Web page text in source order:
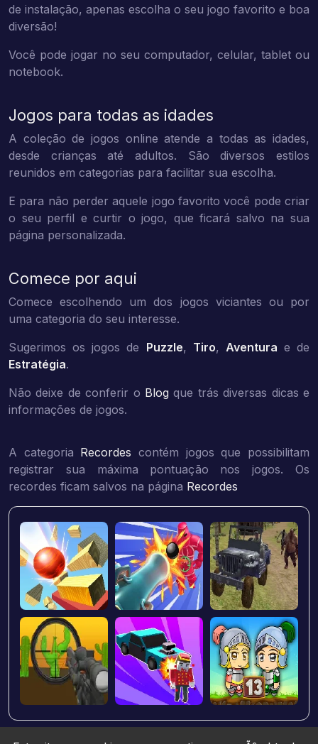
de instalação, apenas escolha o seu jogo favorito e boa
diversão!
Você pode jogar no seu computador, celular, tablet ou
notebook.
Jogos para todas as idades
A coleção de jogos online atende a todas as idades,
desde crianças até adultos. São diversos estilos
reunidos em categorias para facilitar sua escolha.
E para não perder aquele jogo favorito você pode criar
o seu perfil e curtir o jogo, que ficará salvo na sua
página personalizada.
Comece por aqui
Comece escolhendo um dos jogos viciantes ou por
uma categoria do seu interesse.
Sugerimos os jogos de Puzzle, Tiro, Aventura e de
Estratégia.
Não deixe de conferir o Blog que trás diversas dicas e
informações de jogos.
A categoria Recordes contém jogos que possibilitam
registrar sua máxima pontuação nos jogos. Os
recordes ficam salvos na página Recordes